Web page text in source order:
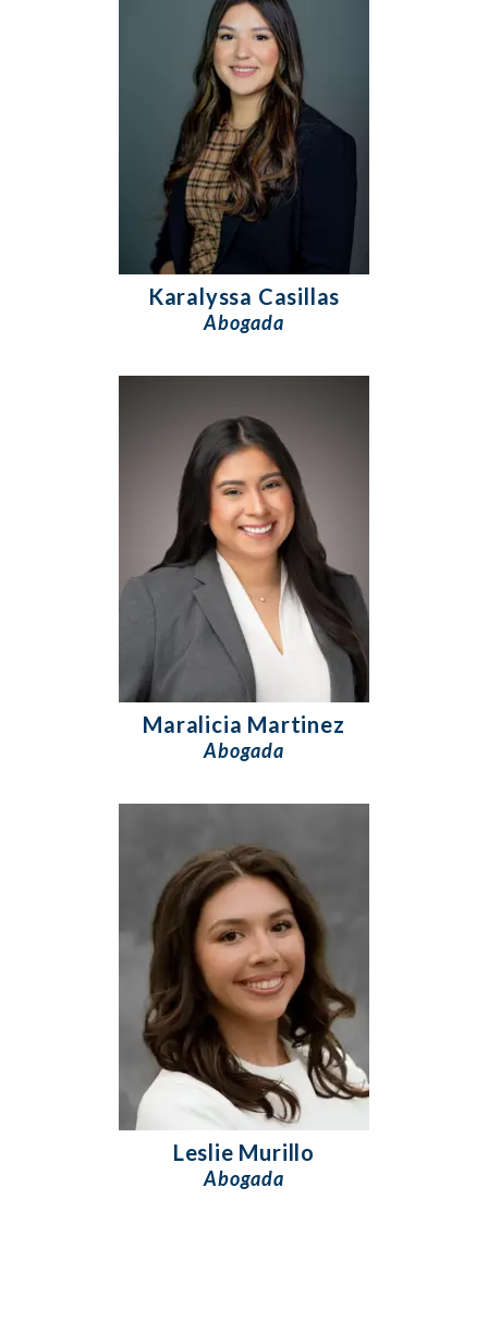
Karalyssa Casillas
Abogada
Maralicia Martinez
Abogada
Leslie Murillo
Abogada